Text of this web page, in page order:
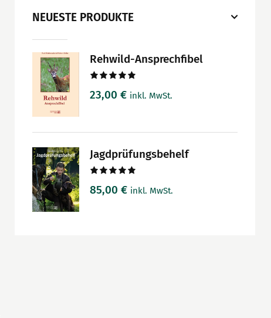
NEUESTE PRODUKTE
Rehwild-Ansprechfibel
mit5.00
23,00 € inkl. MwSt.
Jagdprüfungsbehelf
mit5.00
85,00 € inkl. MwSt.